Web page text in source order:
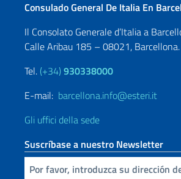
Consulado General De Italia En
Il Consolato Generale d’Italia a
Calle Aribau 185 – 08021, Barcellona.
Tel. (+34) 930338000
E-mail: barcellona.info@esteri.it
Gli uffici della sede
Suscríbase a nuestro Newsletter
Inserta tu correo electronico